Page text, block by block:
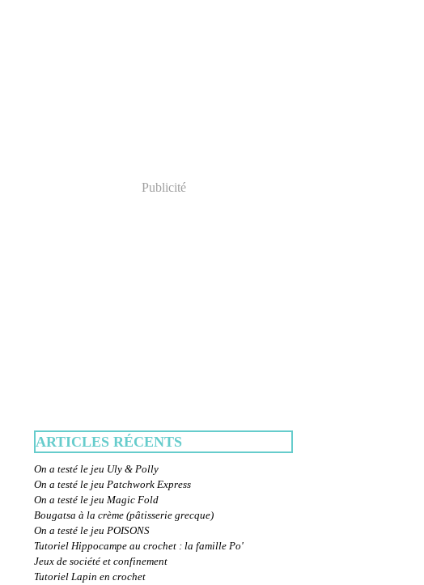
Publicité
ARTICLES RÉCENTS
On a testé le jeu Uly & Polly
On a testé le jeu Patchwork Express
On a testé le jeu Magic Fold
Bougatsa à la crème (pâtisserie grecque)
On a testé le jeu POISONS
Tutoriel Hippocampe au crochet : la famille Po'
Jeux de société et confinement
Tutoriel Lapin en crochet